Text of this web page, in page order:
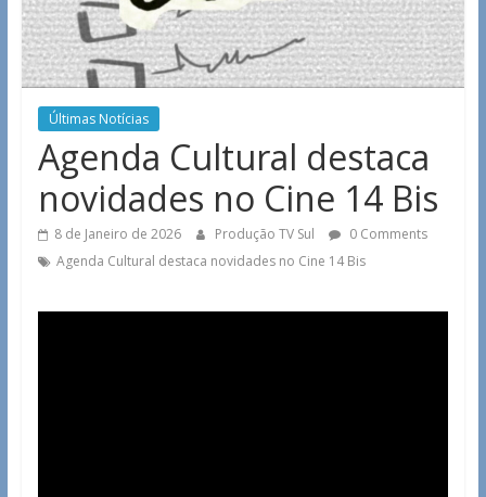
Últimas Notícias
Agenda Cultural destaca
novidades no Cine 14 Bis
8 de Janeiro de 2026 Produção TV Sul
0 Comments
Agenda Cultural destaca novidades no Cine 14 Bis